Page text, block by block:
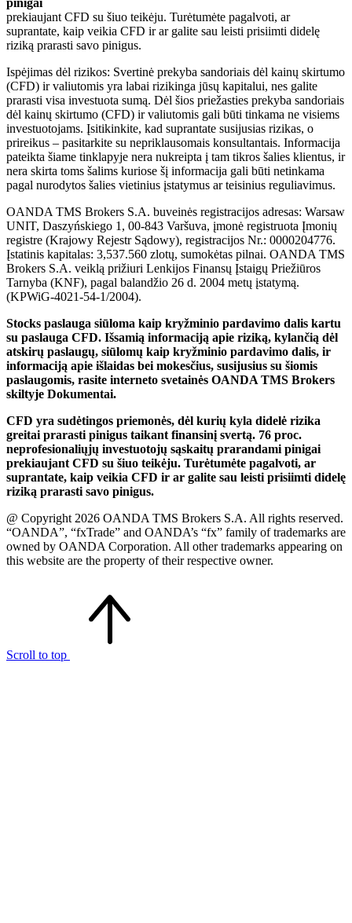
prekiaujant CFD su šiuo teikėju. Turėtumėte pagalvoti, ar
suprantate, kaip veikia CFD ir ar galite sau leisti prisiimti didelę
riziką prarasti savo pinigus.
Ispėjimas dėl rizikos: Svertinė prekyba sandoriais dėl kainų skirtumo
(CFD) ir valiutomis yra labai rizikinga jūsų kapitalui, nes galite
prarasti visa investuota sumą. Dėl šios priežasties prekyba sandoriais
dėl kainų skirtumo (CFD) ir valiutomis gali būti tinkama ne visiems
investuotojams. Įsitikinkite, kad suprantate susijusias rizikas, o
prireikus – pasitarkite su nepriklausomais konsultantais. Informacija
pateikta šiame tinklapyje nera nukreipta į tam tikros šalies klientus, ir
nera skirta toms šalims kuriose šį informacija gali būti netinkama
pagal nurodytos šalies vietinius įstatymus ar teisinius reguliavimus.
OANDA TMS Brokers S.A. buveinės registracijos adresas: Warsaw
UNIT, Daszyńskiego 1, 00-843 Varšuva, įmonė registruota Įmonių
registre (Krajowy Rejestr Sądowy), registracijos Nr.: 0000204776.
Įstatinis kapitalas: 3,537.560 zlotų, sumokėtas pilnai. OANDA TMS
Brokers S.A. veiklą prižiuri Lenkijos Finansų Įstaigų Priežiūros
Tarnyba (KNF), pagal balandžio 26 d. 2004 metų įstatymą.
(KPWiG-4021-54-1/2004).
Stocks paslauga siūloma kaip kryžminio pardavimo dalis kartu
su paslauga CFD. Išsamią informaciją apie riziką, kylančią dėl
atskirų paslaugų, siūlomų kaip kryžminio pardavimo dalis, ir
informaciją apie išlaidas bei mokesčius, susijusius su šiomis
paslaugomis, rasite interneto svetainės OANDA TMS Brokers
skiltyje Dokumentai.
CFD yra sudėtingos priemonės, dėl kurių kyla didelė rizika
greitai prarasti pinigus taikant finansinį svertą. 76 proc.
neprofesionaliųjų investuotojų sąskaitų prarandami pinigai
prekiaujant CFD su šiuo teikėju. Turėtumėte pagalvoti, ar
suprantate, kaip veikia CFD ir ar galite sau leisti prisiimti didelę
riziką prarasti savo pinigus.
@ Copyright 2026 OANDA TMS Brokers S.A. All rights reserved.
“OANDA”, “fxTrade” and OANDA’s “fx” family of trademarks are
owned by OANDA Corporation. All other trademarks appearing on
this website are the property of their respective owner.
Scroll to top